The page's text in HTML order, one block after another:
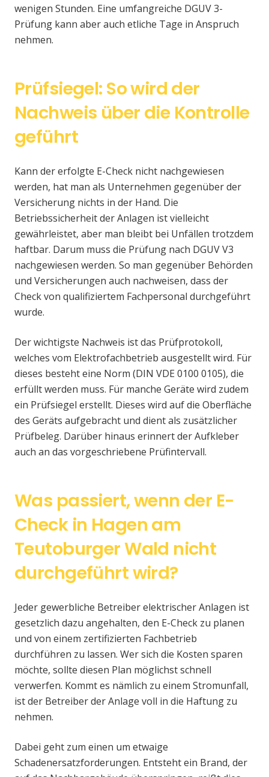
wenigen Stunden. Eine umfangreiche DGUV 3-
Prüfung kann aber auch etliche Tage in Anspruch
nehmen.
Prüfsiegel: So wird der
Nachweis über die Kontrolle
geführt
Kann der erfolgte E-Check nicht nachgewiesen
werden, hat man als Unternehmen gegenüber der
Versicherung nichts in der Hand. Die
Betriebssicherheit der Anlagen ist vielleicht
gewährleistet, aber man bleibt bei Unfällen trotzdem
haftbar. Darum muss die Prüfung nach DGUV V3
nachgewiesen werden. So man gegenüber Behörden
und Versicherungen auch nachweisen, dass der
Check von qualifiziertem Fachpersonal durchgeführt
wurde.
Der wichtigste Nachweis ist das Prüfprotokoll,
welches vom Elektrofachbetrieb ausgestellt wird. Für
dieses besteht eine Norm (DIN VDE 0100 0105), die
erfüllt werden muss. Für manche Geräte wird zudem
ein Prüfsiegel erstellt. Dieses wird auf die Oberfläche
des Geräts aufgebracht und dient als zusätzlicher
Prüfbeleg. Darüber hinaus erinnert der Aufkleber
auch an das vorgeschriebene Prüfintervall.
Was passiert, wenn der E-
Check in Hagen am
Teutoburger Wald nicht
durchgeführt wird?
Jeder gewerbliche Betreiber elektrischer Anlagen ist
gesetzlich dazu angehalten, den E-Check zu planen
und von einem zertifizierten Fachbetrieb
durchführen zu lassen. Wer sich die Kosten sparen
möchte, sollte diesen Plan möglichst schnell
verwerfen. Kommt es nämlich zu einem Stromunfall,
ist der Betreiber der Anlage voll in die Haftung zu
nehmen.
Dabei geht zum einen um etwaige
Schadenersatzforderungen. Entsteht ein Brand, der